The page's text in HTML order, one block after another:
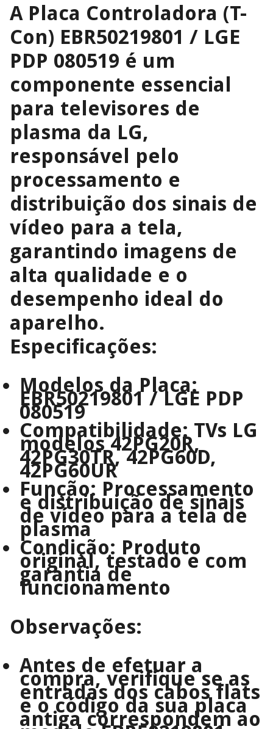
A Placa Controladora (T-
Con) EBR50219801 / LGE
PDP 080519 é um
componente essencial
para televisores de
plasma da LG,
responsável pelo
processamento e
distribuição dos sinais de
vídeo para a tela,
garantindo imagens de
alta qualidade e o
desempenho ideal do
aparelho.
Especificações:
Modelos da Placa:
EBR50219801 / LGE PDP
080519
Compatibilidade: TVs LG
modelos 42PG20R,
42PG30TR, 42PG60D,
42PG60UR
Função: Processamento
e distribuição de sinais
de vídeo para a tela de
plasma
Condição: Produto
original, testado e com
garantia de
funcionamento
Observações:
Antes de efetuar a
compra, verifique se as
entradas dos cabos flats
e o código da sua placa
antiga correspondem ao